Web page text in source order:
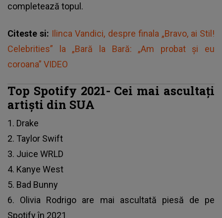
completează topul.
Citeste si: Ilinca Vandici, despre finala „Bravo, ai Stil!
Celebrities” la „Bară la Bară: „Am probat și eu
coroana” VIDEO
Top Spotify 2021- Cei mai ascultați
artiști din SUA
1. Drake
2. Taylor Swift
3. Juice WRLD
4. Kanye West
5. Bad Bunny
6. Olivia Rodrigo are mai ascultată piesă de pe
Spotify în 2021